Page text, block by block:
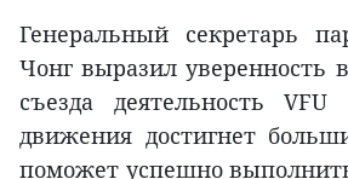
Генеральный секретарь
Чонг выразил уверенность
съезда деятельность
движения достигнет
поможет успешно